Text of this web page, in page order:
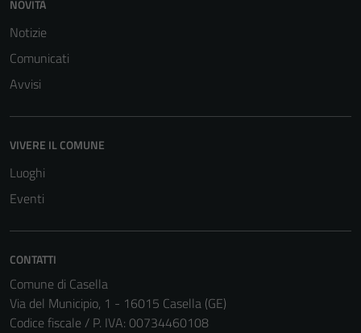
NOVITÀ
Notizie
Comunicati
Avvisi
VIVERE IL COMUNE
Luoghi
Eventi
CONTATTI
Comune di Casella
Via del Municipio, 1 - 16015 Casella (GE)
Codice fiscale / P. IVA: 00734460108